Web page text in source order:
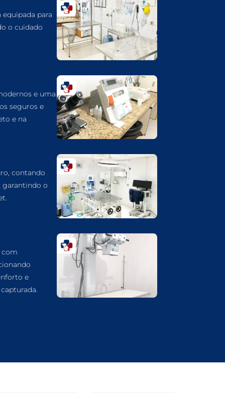
GUARULHOS
CUIDADOS INTENSIVOS EM ANIMAIS EM
GUARULHOS
CUIDADOS EM ANIMAIS 24 HORAS EM
GUARULHOS
CLÍNICA VETERINÁRIA EM GUARULHOS
CLÍNICA VETERINÁRIA 24 HORAS EM
GUARULHOS
CIRURGIA VETERINÁRIA GERAL EM
GUARULHOS
GUARULHOS
CARDIOLOGIA VETERINÁRIA EM
GUARULHOS
ATENDIMENTO VETERINÁRIO EM
GUARULHOS
ANESTESIOLOGIA VETERINÁRIA EM
GUARULHOS
ACUPUNTURA VETERINÁRIA EM
GUARULHOS
VETERINÁRIO PARA GATOS
para
o cuidado
e uma
seguros e
e na
contando
garantindo o
com
e